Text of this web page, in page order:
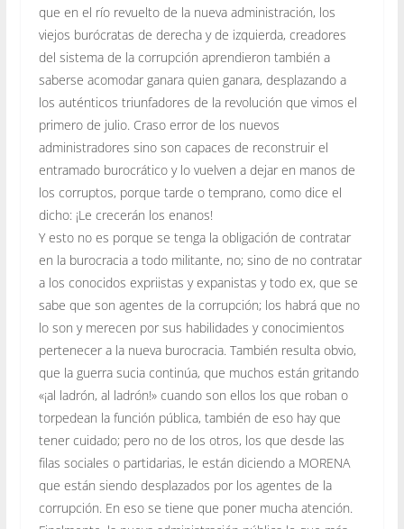
que en el río revuelto de la nueva administración, los
viejos burócratas de derecha y de izquierda, creadores
del sistema de la corrupción aprendieron también a
saberse acomodar ganara quien ganara, desplazando a
los auténticos triunfadores de la revolución que vimos el
primero de julio. Craso error de los nuevos
administradores sino son capaces de reconstruir el
entramado burocrático y lo vuelven a dejar en manos de
los corruptos, porque tarde o temprano, como dice el
dicho: ¡Le crecerán los enanos!
Y esto no es porque se tenga la obligación de contratar
en la burocracia a todo militante, no; sino de no contratar
a los conocidos expriistas y expanistas y todo ex, que se
sabe que son agentes de la corrupción; los habrá que no
lo son y merecen por sus habilidades y conocimientos
pertenecer a la nueva burocracia. También resulta obvio,
que la guerra sucia continúa, que muchos están gritando
«¡al ladrón, al ladrón!» cuando son ellos los que roban o
torpedean la función pública, también de eso hay que
tener cuidado; pero no de los otros, los que desde las
filas sociales o partidarias, le están diciendo a MORENA
que están siendo desplazados por los agentes de la
corrupción. En eso se tiene que poner mucha atención.